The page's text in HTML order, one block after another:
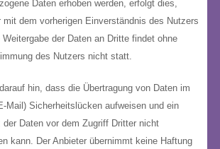
Daten erhoben werden, erfolgt dies,
dem vorherigen Einverständnis des Nutzers
der Daten an Dritte findet ohne
des Nutzers nicht statt.
hin, dass die Übertragung von Daten im
Mail) Sicherheitslücken aufweisen und ein
der Daten vor dem Zugriff Dritter nicht
kann. Der Anbieter übernimmt keine Haftung